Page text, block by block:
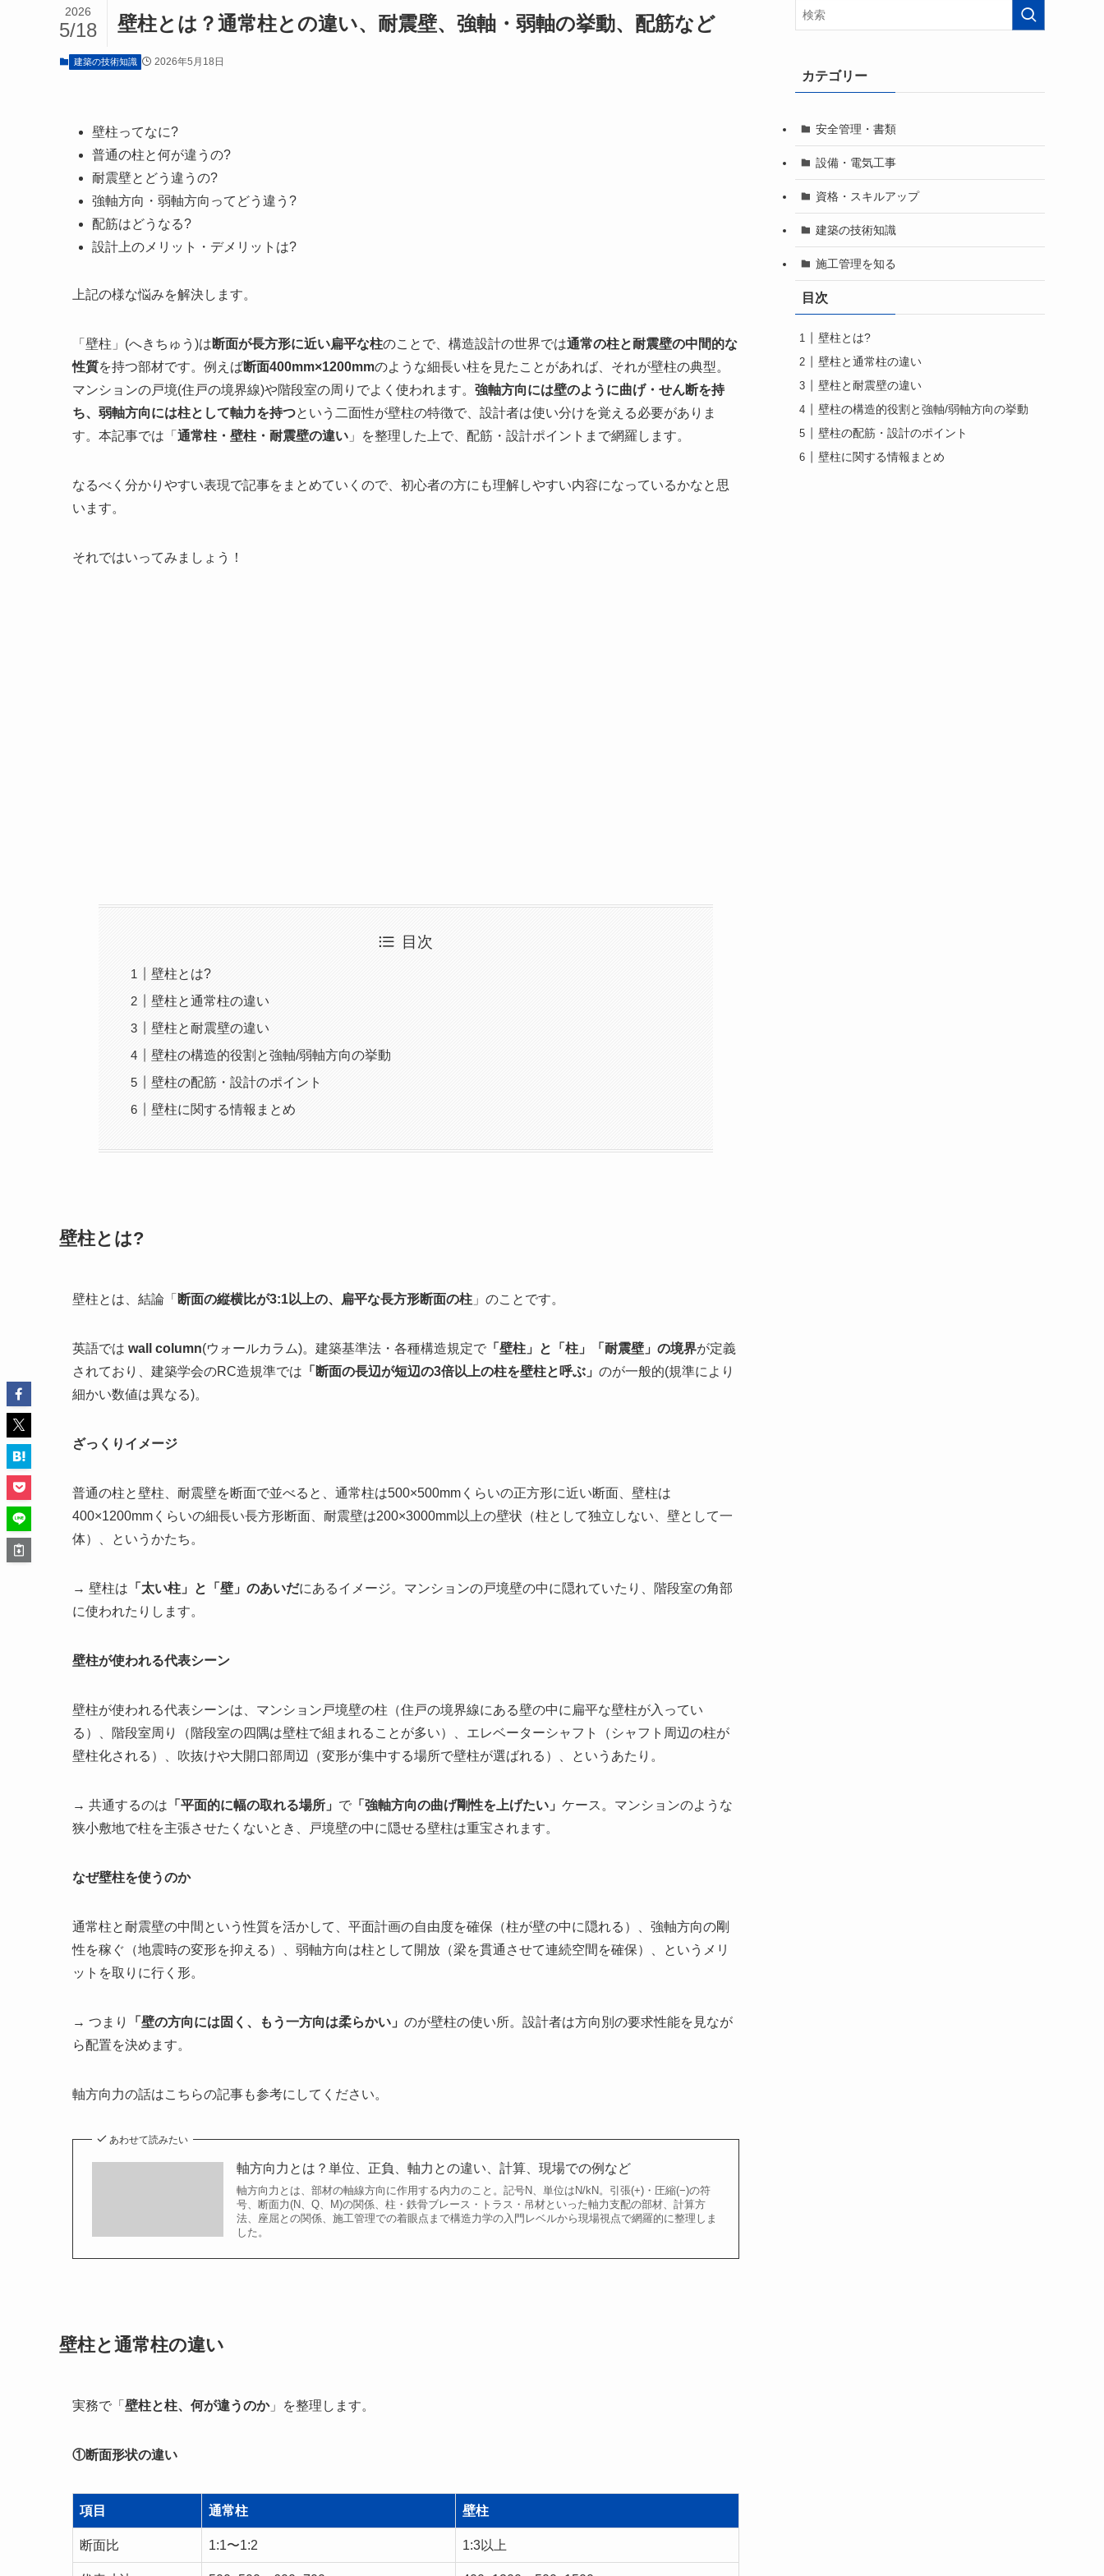
壁柱とは？通常柱との違い、耐震壁、強軸・弱軸の挙動、配筋など
2026
5/18
建築の技術知識 2026年5月18日
壁柱ってなに?
普通の柱と何が違うの?
耐震壁とどう違うの?
強軸方向・弱軸方向ってどう違う?
配筋はどうなる?
設計上のメリット・デメリットは?
上記の様な悩みを解決します。
「壁柱」(へきちゅう)は断面が長方形に近い扁平な柱のことで、構造設計の世界では通常の柱と耐震壁の中間的な
性質を持つ部材です。例えば断面400mm×1200mmのような細長い柱を見たことがあれば、それが壁柱の典型。
マンションの戸境(住戸の境界線)や階段室の周りでよく使われます。 強軸方向には壁のように曲げ・せん断を持
ち、弱軸方向には柱として軸力を持つという二面性が壁柱の特徴で、設計者は使い分けを覚える必要がありま
す。本記事では「 通常柱・壁柱・耐震壁の違い 」を整理した上で、配筋・設計ポイントまで網羅します。
なるべく分かりやすい表現で記事をまとめていくので、初心者の方にも理解しやすい内容になっているかなと思
います。
それではいってみましょう！
目次
壁柱とは?
壁柱と通常柱の違い
壁柱と耐震壁の違い
壁柱の構造的役割と強軸/弱軸方向の挙動
壁柱の配筋・設計のポイント
壁柱に関する情報まとめ
壁柱とは?
壁柱とは、結論「 断面の縦横比が3:1以上の、扁平な長方形断面の柱 」のことです。
英語では wall column(ウォールカラム)。建築基準法・各種構造規定で 「壁柱」と「柱」「耐震壁」の境界が定義
されており、建築学会のRC造規準では 「断面の長辺が短辺の3倍以上の柱を壁柱と呼ぶ」 のが一般的(規準により
細かい数値は異なる)。
ざっくりイメージ
普通の柱と壁柱、耐震壁を断面で並べると、通常柱は500×500mmくらいの正方形に近い断面、壁柱は
400×1200mmくらいの細長い長方形断面、耐震壁は200×3000mm以上の壁状（柱として独立しない、壁として一
体）、というかたち。
→ 壁柱は 「太い柱」と「壁」のあいだにあるイメージ。マンションの戸境壁の中に隠れていたり、階段室の角部
に使われたりします。
壁柱が使われる代表シーン
壁柱が使われる代表シーンは、マンション戸境壁の柱（住戸の境界線にある壁の中に扁平な壁柱が入ってい
る）、階段室周り（階段室の四隅は壁柱で組まれることが多い）、エレベーターシャフト（シャフト周辺の柱が
壁柱化される）、吹抜けや大開口部周辺（変形が集中する場所で壁柱が選ばれる）、というあたり。
→ 共通するのは 「平面的に幅の取れる場所」 で 「強軸方向の曲げ剛性を上げたい」 ケース。マンションのような
狭小敷地で柱を主張させたくないとき、戸境壁の中に隠せる壁柱は重宝されます。
なぜ壁柱を使うのか
通常柱と耐震壁の中間という性質を活かして、平面計画の自由度を確保（柱が壁の中に隠れる）、強軸方向の剛
性を稼ぐ（地震時の変形を抑える）、弱軸方向は柱として開放（梁を貫通させて連続空間を確保）、というメリ
ットを取りに行く形。
→ つまり 「壁の方向には固く、もう一方向は柔らかい」 のが壁柱の使い所。設計者は方向別の要求性能を見なが
ら配置を決めます。
軸方向力の話はこちらの記事も参考にしてください。
あわせて読みたい
軸方向力とは？単位、正負、軸力との違い、計算、現場での例など
軸方向力とは、部材の軸線方向に作用する内力のこと。記号N、単位はN/kN。引張(+)・圧縮(−)の符
号、断面力(N、Q、M)の関係、柱・鉄骨ブレース・トラス・吊材といった軸力支配の部材、計算方
法、座屈との関係、施工管理での着眼点まで構造力学の入門レベルから現場視点で網羅的に整理しま
した。
壁柱と通常柱の違い
実務で「 壁柱と柱、何が違うのか」を整理します。
①断面形状の違い
項目 通常柱 壁柱
断面比 1:1〜1:2 1:3以上
カテゴリー
安全管理・書類
設備・電気工事
資格・スキルアップ
建築の技術知識
施工管理を知る
目次
壁柱とは?
壁柱と通常柱の違い
壁柱と耐震壁の違い
壁柱の構造的役割と強軸/弱軸方向の挙動
壁柱の配筋・設計のポイント
壁柱に関する情報まとめ